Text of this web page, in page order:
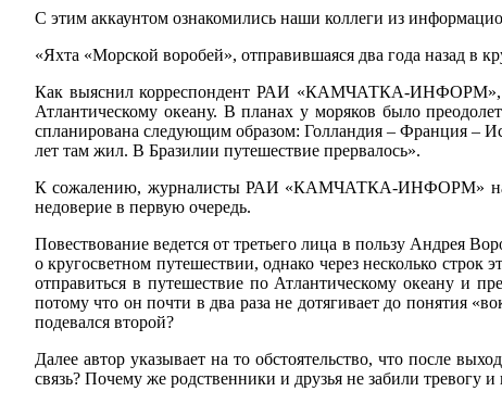
С этим аккаунтом ознакомились наши коллеги из
«Яхта «Морской воробей», отправившаяся два года назад в
Как выяснил корреспондент РАИ «КАМЧАТКА-ИНФОРМ», в
Атлантическому океану. В планах у моряков было
спланирована следующим образом: Голландия – Франция –
лет там жил. В Бразилии путешествие прервалось».
К сожалению, журналисты РАИ «КАМЧАТКА-ИНФОРМ»
недоверие в первую очередь.
Повествование ведется от третьего лица в пользу Андрея
о кругосветном путешествии, однако через несколько
отправиться в путешествие по Атлантическому океану и
потому что он почти в два раза не дотягивает до понятия
подевался второй?
Далее автор указывает на то обстоятельство, что после
связь? Почему же родственники и друзья не забили тревогу